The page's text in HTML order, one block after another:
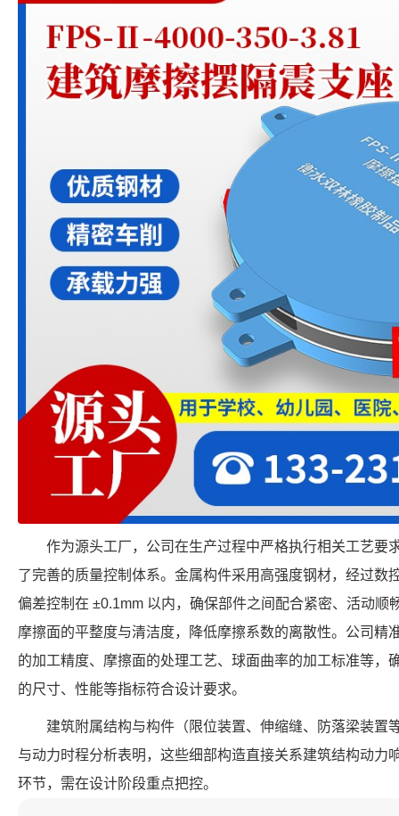
作为源头工厂，公司在生产过程中严格执行相关工艺要
了完善的质量控制体系。金属构件采用高强度钢材，经过数
偏差控制在 ±0.1mm 以内，确保部件之间配合紧密、活动顺
摩擦面的平整度与清洁度，降低摩擦系数的离散性。公司精
的加工精度、摩擦面的处理工艺、球面曲率的加工标准等，
的尺寸、性能等指标符合设计要求。
建筑附属结构与构件（限位装置、伸缩缝、防落梁装置
与动力时程分析表明，这些细部构造直接关系建筑结构动力
环节，需在设计阶段重点把控。